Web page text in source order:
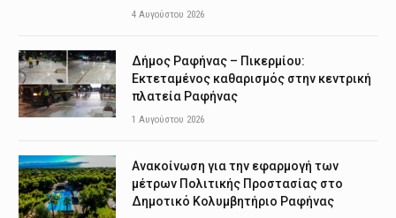
4 Αυγούστου 2026
Δήμος Ραφήνας – Πικερμίου:
Εκτεταμένος καθαρισμός στην κεντρική
πλατεία Ραφήνας
1 Αυγούστου 2026
Ανακοίνωση για την εφαρμογή των
μέτρων Πολιτικής Προστασίας στο
Δημοτικό Κολυμβητήριο Ραφήνας